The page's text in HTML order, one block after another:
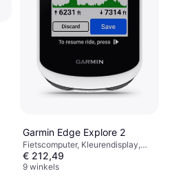
Garmin Edge Explore 2
Fietscomputer, Kleurendisplay,
Touchscreen, ANT+
€ 212,49
9 winkels